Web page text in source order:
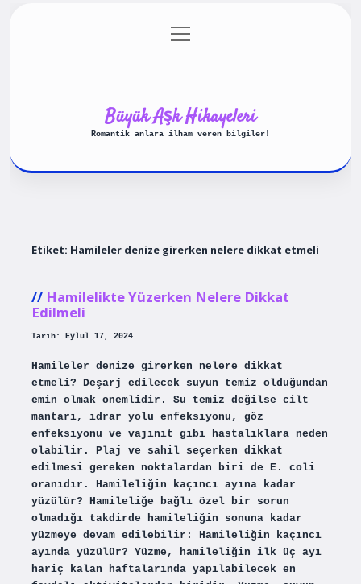
Gizlilik Politikası
menüyü
aç
Büyük Aşk Hikayeleri
Romantik anlara ilham veren bilgiler!
Etiket: Hamileler denize girerken nelere dikkat etmeli
Hamilelikte Yüzerken Nelere Dikkat
Edilmeli
Tarih: Eylül 17, 2024
Hamileler denize girerken nelere dikkat
etmeli? Deşarj edilecek suyun temiz olduğundan
emin olmak önemlidir. Su temiz değilse cilt
mantarı, idrar yolu enfeksiyonu, göz
enfeksiyonu ve vajinit gibi hastalıklara neden
olabilir. Plaj ve sahil seçerken dikkat
edilmesi gereken noktalardan biri de E. coli
oranıdır. Hamileliğin kaçıncı ayına kadar
yüzülür? Hamileliğe bağlı özel bir sorun
olmadığı takdirde hamileliğin sonuna kadar
yüzmeye devam edilebilir: Hamileliğin kaçıncı
ayında yüzülür? Yüzme, hamileliğin ilk üç ayı
hariç kalan haftalarında yapılabilecek en